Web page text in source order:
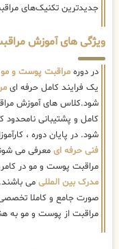
جدیدترین تکنیک‌های
ویژگی های آموزش
در دوره مراقبت پوست و مو
یک فرایند کامل حرفه ای
شود.کلاس های آموزش
کامل و پشتیبانی نامحدود
شود. در پایان دوره ،
فنی حرفه ای معرفی می
مراقبت پوست و مو در
مدرک بین المللی می باشند.
صورت جامع و کاملا تخصصی
مراقبت از پوست و مو به